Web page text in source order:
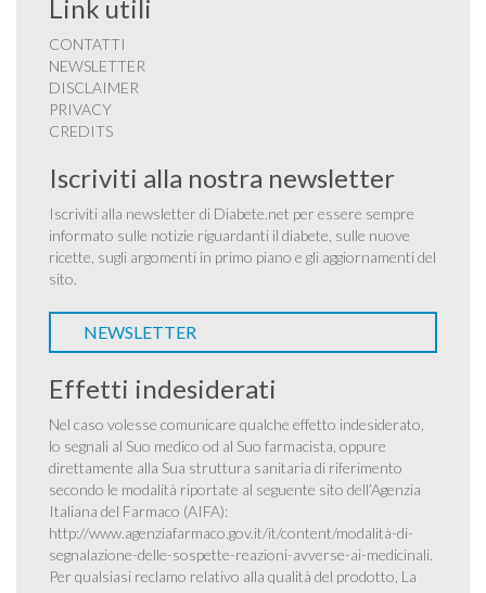
Link utili
CONTATTI
NEWSLETTER
DISCLAIMER
PRIVACY
CREDITS
Iscriviti alla nostra newsletter
Iscriviti alla newsletter di Diabete.net per essere sempre
informato sulle notizie riguardanti il diabete, sulle nuove
ricette, sugli argomenti in primo piano e gli aggiornamenti del
sito.
NEWSLETTER
Effetti indesiderati
Nel caso volesse comunicare qualche effetto indesiderato,
lo segnali al Suo medico od al Suo farmacista, oppure
direttamente alla Sua struttura sanitaria di riferimento
secondo le modalità riportate al seguente sito dell’Agenzia
Italiana del Farmaco (AIFA):
http://www.agenziafarmaco.gov.it/it/content/modalità-di-
segnalazione-delle-sospette-reazioni-avverse-ai-medicinali.
Per qualsiasi reclamo relativo alla qualità del prodotto, La